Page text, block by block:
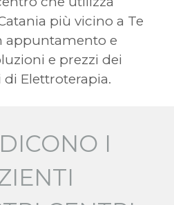
più vicino a Te
appuntamento e
e prezzi dei
Elettroterapia.
I